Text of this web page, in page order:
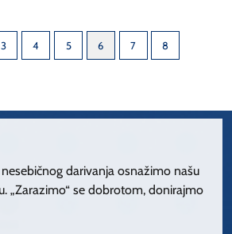
3 4 5 6 7 8
darivanja osnažimo našu
„Zarazimo“ se dobrotom, donirajmo